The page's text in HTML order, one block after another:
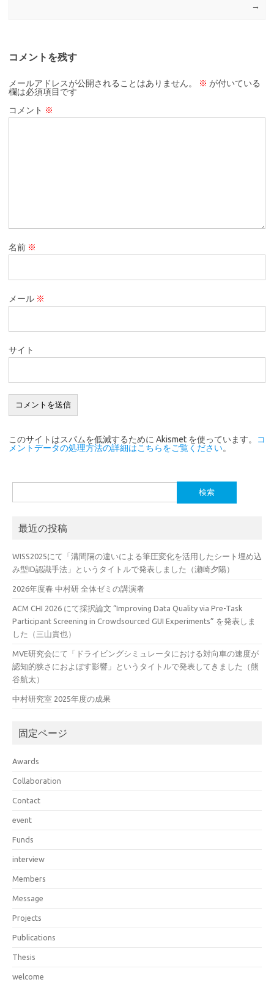
→
コメントを残す
メールアドレスが公開されることはありません。 ※ が付いている
欄は必須項目です
コメント ※
名前 ※
メール ※
サイト
このサイトはスパムを低減するために Akismet を使っています。
コ
メントデータの処理方法の詳細はこちらをご覧ください。
索:
最近の投稿
WISS2025にて「溝間隔の違いによる筆圧変化を活用したシート埋め込
み型ID認識手法」というタイトルで発表しました（瀬崎夕陽）
2026年度春 中村研 全体ゼミの講演者
ACM CHI 2026 にて採択論文 “Improving Data Quality via Pre-Task
Participant Screening in Crowdsourced GUI Experiments” を発表しま
した（三山貴也）
MVE研究会にて「ドライビングシミュレータにおける対向車の速度が
認知的狭さにおよぼす影響」というタイトルで発表してきました（熊
谷航太）
中村研究室 2025年度の成果
固定ページ
Awards
Collaboration
Contact
event
Funds
interview
Members
Message
Projects
Publications
Thesis
welcome